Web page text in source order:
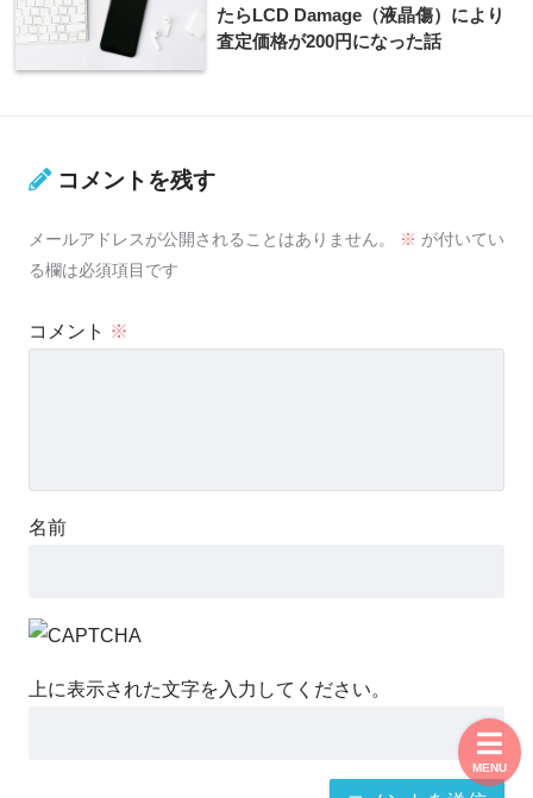
たらLCD Damage（液晶傷）により
査定価格が200円になった話
コメントを残す
メールアドレスが公開されることはありません。 ※ が付いてい
る欄は必須項目です
コメント ※
名前
上に表示された文字を入力してください。
MENU